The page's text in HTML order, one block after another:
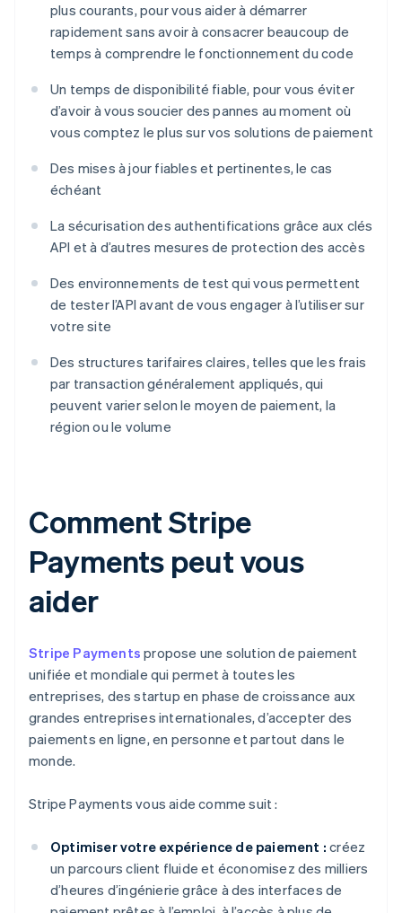
plus courants, pour vous aider à démarrer
rapidement sans avoir à consacrer beaucoup de
temps à comprendre le fonctionnement du code
Un temps de disponibilité fiable, pour vous éviter
d’avoir à vous soucier des pannes au moment où
vous comptez le plus sur vos solutions de paiement
Des mises à jour fiables et pertinentes, le cas
échéant
La sécurisation des authentifications grâce aux clés
API et à d’autres mesures de protection des accès
Des environnements de test qui vous permettent
de tester l’API avant de vous engager à l’utiliser sur
votre site
Des structures tarifaires claires, telles que les frais
par transaction généralement appliqués, qui
peuvent varier selon le moyen de paiement, la
région ou le volume
Comment Stripe
Payments peut vous
aider
Stripe Payments propose une solution de paiement
unifiée et mondiale qui permet à toutes les
entreprises, des startup en phase de croissance aux
grandes entreprises internationales, d’accepter des
paiements en ligne, en personne et partout dans le
monde.
Stripe Payments vous aide comme suit :
Optimiser votre expérience de paiement : créez
un parcours client fluide et économisez des milliers
d’heures d’ingénierie grâce à des interfaces de